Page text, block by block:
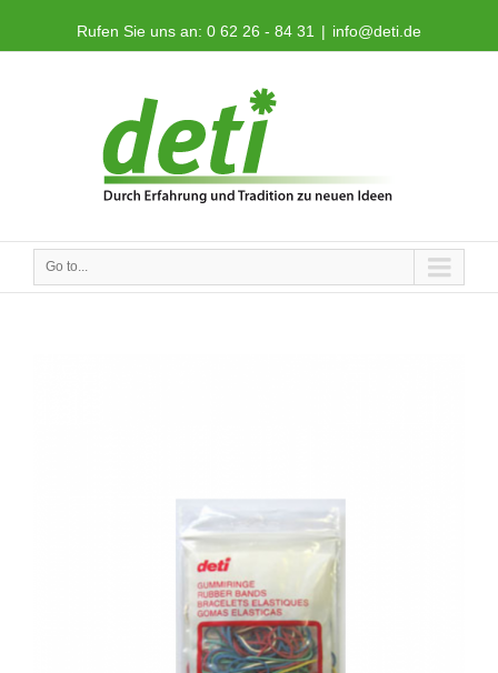
Rufen Sie uns an: 0 62 26 - 84 31 | info@deti.de
Go to...